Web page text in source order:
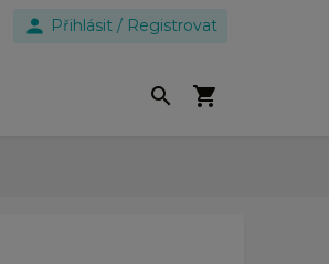
person Přihlásit / Registrovat
search shopping_cart